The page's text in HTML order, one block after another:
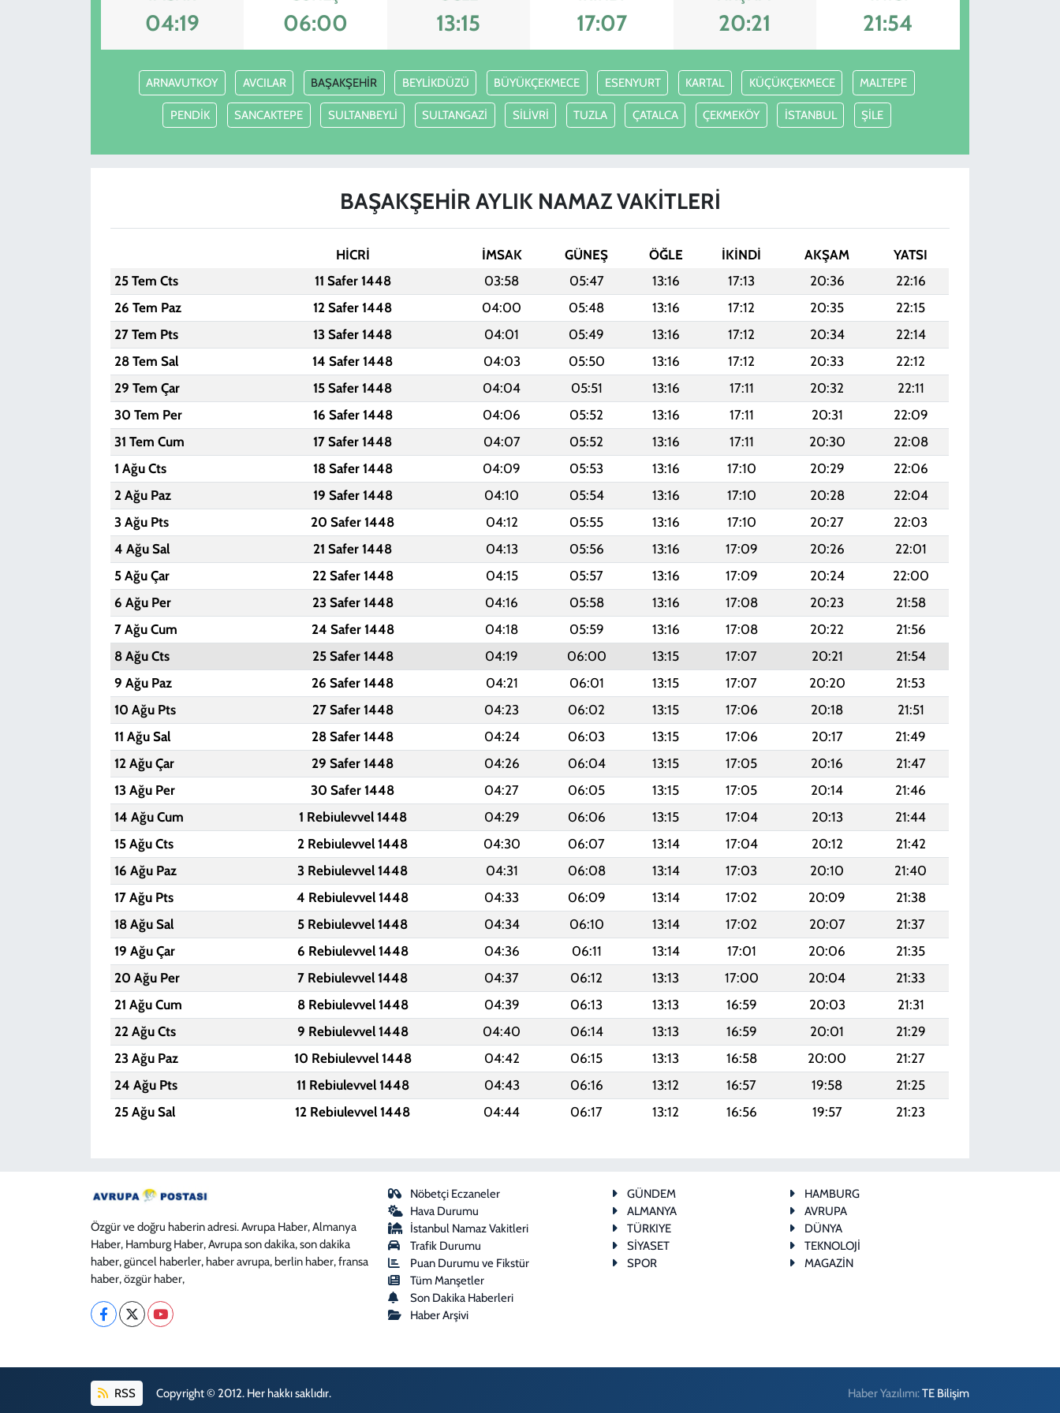
04:19 06:00 13:15 17:07 20:21 21:54
ARNAVUTKOY AVCILAR BAŞAKŞEHİR BEYLİKDÜZÜ BÜYÜKÇEKMECE ESENYURT KARTAL KÜÇÜKÇEKMECE MALTEPE
PENDİK SANCAKTEPE SULTANBEYLİ SULTANGAZİ SİLİVRİ TUZLA ÇATALCA ÇEKMEKÖY İSTANBUL ŞİLE
BAŞAKŞEHİR AYLIK NAMAZ VAKITLERI
HİCRİ İMSAK GÜNEŞ ÖĞLE İKINDI AKŞAM
YATSI
25 Tem Cts
11 Safer 1448 03:58 05:47 13:16 17:13 20:36
22:16
26 Tem Paz
12 Safer 1448 04:00 05:48 13:16 17:12 20:35
22:15
27 Tem Pts
13 Safer 1448 04:01 05:49 13:16 17:12 20:34
22:14
28 Tem Sal
14 Safer 1448 04:03 05:50 13:16 17:12 20:33
22:12
29 Tem Çar
15 Safer 1448 04:04 05:51 13:16 17:11 20:32
22:11
30 Tem Per
16 Safer 1448 04:06 05:52 13:16 17:11 20:31
22:09
31 Tem Cum
17 Safer 1448 04:07 05:52 13:16 17:11 20:30
22:08
1 Ağu Cts
18 Safer 1448 04:09 05:53 13:16 17:10 20:29
22:06
2 Ağu Paz
19 Safer 1448 04:10 05:54 13:16 17:10 20:28
22:04
3 Ağu Pts
20 Safer 1448 04:12 05:55 13:16 17:10 20:27
22:03
4 Ağu Sal
21 Safer 1448 04:13 05:56 13:16 17:09 20:26
22:01
5 Ağu Çar
22 Safer 1448 04:15 05:57 13:16 17:09 20:24
22:00
6 Ağu Per
23 Safer 1448 04:16 05:58 13:16 17:08 20:23
21:58
7 Ağu Cum
24 Safer 1448 04:18 05:59 13:16 17:08 20:22
21:56
8 Ağu Cts
25 Safer 1448 04:19 06:00 13:15 17:07 20:21
21:54
9 Ağu Paz
26 Safer 1448 04:21 06:01 13:15 17:07 20:20
21:53
10 Ağu Pts
27 Safer 1448 04:23 06:02 13:15 17:06 20:18
21:51
11 Ağu Sal
28 Safer 1448 04:24 06:03 13:15 17:06 20:17
21:49
12 Ağu Çar
29 Safer 1448 04:26 06:04 13:15 17:05 20:16
21:47
13 Ağu Per
30 Safer 1448 04:27 06:05 13:15 17:05 20:14
21:46
14 Ağu Cum
1 Rebiulevvel 1448 04:29 06:06 13:15 17:04 20:13
21:44
15 Ağu Cts
2 Rebiulevvel 1448 04:30 06:07 13:14 17:04 20:12
21:42
16 Ağu Paz
3 Rebiulevvel 1448 04:31 06:08 13:14 17:03 20:10
21:40
17 Ağu Pts
4 Rebiulevvel 1448 04:33 06:09 13:14 17:02 20:09
21:38
18 Ağu Sal
5 Rebiulevvel 1448 04:34 06:10 13:14 17:02 20:07
21:37
19 Ağu Çar
6 Rebiulevvel 1448 04:36 06:11 13:14 17:01 20:06
21:35
20 Ağu Per
7 Rebiulevvel 1448 04:37 06:12 13:13 17:00 20:04
21:33
21 Ağu Cum
8 Rebiulevvel 1448 04:39 06:13 13:13 16:59 20:03
21:31
22 Ağu Cts
9 Rebiulevvel 1448 04:40 06:14 13:13 16:59 20:01
21:29
23 Ağu Paz
10 Rebiulevvel 1448 04:42 06:15 13:13 16:58 20:00
21:27
24 Ağu Pts
11 Rebiulevvel 1448 04:43 06:16 13:12 16:57 19:58
21:25
25 Ağu Sal
12 Rebiulevvel 1448 04:44 06:17 13:12 16:56 19:57 21:23
Özgür ve doğru haberin adresi. Avrupa Haber, Almanya
Haber, Hamburg Haber, Avrupa son dakika, son dakika
haber, güncel haberler, haber avrupa, berlin haber, fransa
haber, özgür haber,
Nöbetçi Eczaneler
Hava Durumu
İstanbul Namaz Vakitleri
Trafik Durumu
Puan Durumu ve Fikstür
Tüm Manşetler
Son Dakika Haberleri
Haber Arşivi
GÜNDEM
HAMBURG
ALMANYA
AVRUPA
TÜRKIYE
DÜNYA
SİYASET
TEKNOLOJİ
SPOR
MAGAZİN
RSS Copyright © 2012. Her hakkı saklıdır. Haber Yazılımı:TE Bilişim